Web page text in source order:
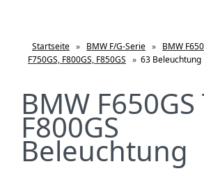
Startseite » BMW F/G-Serie » BMW
F750GS, F800GS, F850GS » 63 Beleuchtung
BMW
F800GS
Beleuchtung